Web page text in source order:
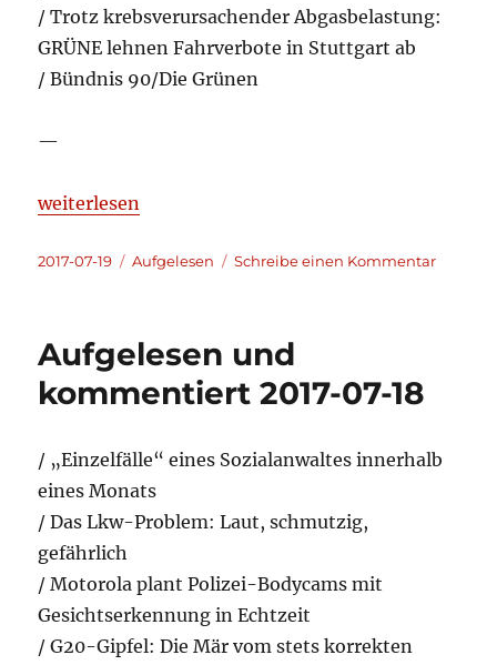
/ Trotz krebsverursachender Abgasbelastung:
GRÜNE lehnen Fahrverbote in Stuttgart ab
/ Bündnis 90/Die Grünen
—
„Aufgelesen und kommentiert 2017-07-19“
weiterlesen
Veröffentlicht
2017-07-19 Kategorien
Aufgelesen Schreibe einen Kommentarzu
Aufgelesen und
kommentiert 2017-07-18
/ „Einzelfälle“ eines Sozialanwaltes innerhalb
eines Monats
/ Das Lkw-Problem: Laut, schmutzig,
gefährlich
/ Motorola plant Polizei-Bodycams mit
Gesichtserkennung in Echtzeit
/ G20-Gipfel: Die Mär vom stets korrekten